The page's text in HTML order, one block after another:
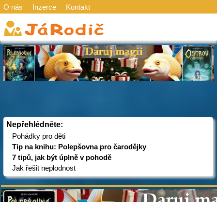
O nás Inzerce Kontakt
Nepřehlédněte:
Pohádky pro děti
Tip na knihu: Polepšovna pro čarodějky
7 tipů, jak být úplně v pohodě
Jak řešit neplodnost